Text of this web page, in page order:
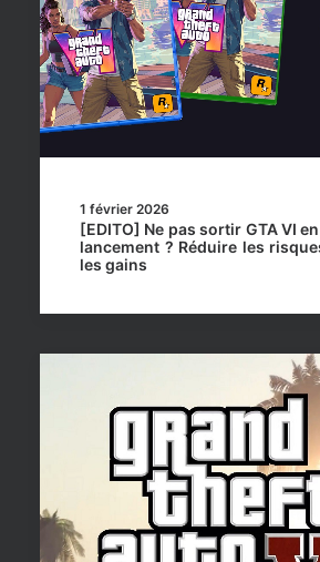
1 février 2026
[EDITO] Ne pas sortir GTA VI
lancement ? Réduire les
les gains